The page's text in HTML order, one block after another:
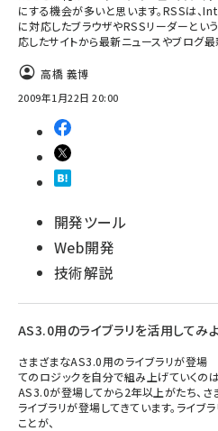
にする機会が多いと思います。RSSは
に対応したブラウザやRSSリーダーとい
応したサイトから最新ニュースやブログ
高橋 義博
2009年1月22日 20:00
開発ツール
Web開発
技術解説
AS3.0用のライブラリを活用してみよ
さまざまなAS3.0用のライブラリが登場
てのロジックを自分で組み上げていくの
AS3.0が登場してから2年以上がたち、
ライブラリが登場してきています。ライブ
ことが、